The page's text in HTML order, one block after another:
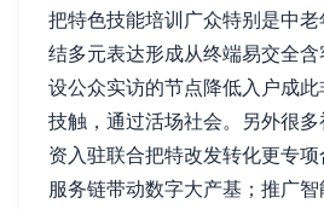
把特色技能培训广众特别是中
结多元表达形成从终端易交全
设公众实访的节点降低入户成
技触，通过活场社会。另外很
资入驻联合把特改发转化更专
服务链带动数字大产基；推广